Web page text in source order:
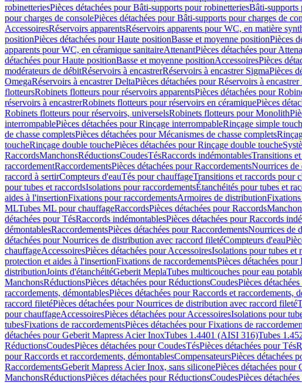
robinetteriesPièces détachées pour Bâti-supports pour robinetteriesBâti-supports
pour charges de consolePièces détachées pour Bâti-supports pour charges de
AccessoiresRéservoirs apparentsRéservoirs apparents pour WC, en matière
positionPièces détachées pour Haute positionBasse et moyenne positionPièces
apparents pour WC, en céramique sanitaireAttenantPièces détachées pour
détachées pour Haute positionBasse et moyenne positionAccessoiresPièces
modérateurs de débitRéservoirs à encastrerRéservoirs à encastrer SigmaPièces
OmegaRéservoirs à encastrer DeltaPièces détachées pour Réservoirs à encastrer
flotteursRobinets flotteurs pour réservoirs apparentsPièces détachées pour
réservoirs à encastrerRobinets flotteurs pour réservoirs en céramiquePièces
Robinets flotteurs pour réservoirs, universelsRobinets flotteurs pour Monolith
interrompablePièces détachées pour Rinçage interrompableRinçage simple
de chasse completsPièces détachées pour Mécanismes de chasse complets
toucheRinçage double touchePièces détachées pour Rinçage double touche
RaccordsManchonsRéductionsCoudesTésRaccords indémontablesTransitions
raccordementRaccordementsPièces détachées pour RaccordementsNourrices de
raccord à sertirCompteurs d'eauTés pour chauffageTransitions et raccords pour
pour tubes et raccordsIsolations pour raccordementsÉtanchéités pour tubes et
aides à l'insertionFixations pour raccordementsArmoires de distribution
MLTubes ML pour chauffageRaccordsPièces détachées pour Raccords
détachées pour TésRaccords indémontablesPièces détachées pour Raccords
démontablesRaccordementsPièces détachées pour RaccordementsNourrices de
détachées pour Nourrices de distribution avec raccord filetéCompteurs d'eau
chauffageAccessoiresPièces détachées pour AccessoiresIsolations pour tubes et
protection et aides à l'insertionFixations de raccordementsPièces détachées
distributionJoints d'étanchéitéGeberit MeplaTubes multicouches pour eau
ManchonsRéductionsPièces détachées pour RéductionsCoudesPièces
raccordements, démontablesPièces détachées pour Raccords et raccordements,
raccord filetéPièces détachées pour Nourrices de distribution avec raccord fileté
pour chauffageAccessoiresPièces détachées pour AccessoiresIsolations pour
tubesFixations de raccordementsPièces détachées pour Fixations de
détachées pour Geberit Mapress Acier InoxTubes 1.4401 (AISI 316)Tubes
RéductionsCoudesPièces détachées pour CoudesTésPièces détachées pour Tés
pour Raccords et raccordements, démontablesCompensateursPièces détachées
RaccordementsGeberit Mapress Acier Inox, sans siliconePièces détachées
ManchonsRéductionsPièces détachées pour RéductionsCoudesPièces